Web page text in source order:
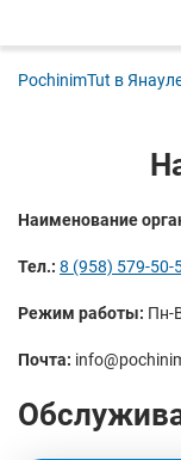
PochinimTut в
Наименование
Тел.: 8 (958) 579-50-
Режим работы: Пн-
Почта: